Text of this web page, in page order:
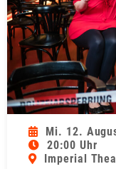
Mi. 12.
20:00 Uhr
Imperial